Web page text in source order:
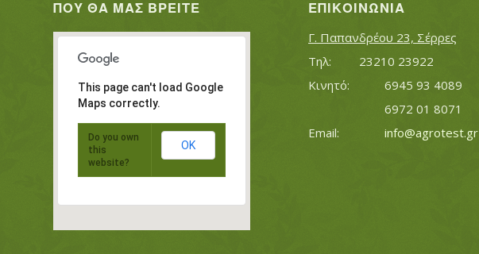
ΠΟΥ ΘΑ ΜΑΣ ΒΡΕΊΤΕ
This page can't load Google
Maps correctly.
Do you own
this
website?
OK
ΕΠΙΚΟΙΝΩΝΊΑ
Γ. Παπανδρέου 23, Σέρρες
Τηλ:		23210 23922
Κινητό:		6945 93 4089
			6972 01 8071
info@agrotest.gr